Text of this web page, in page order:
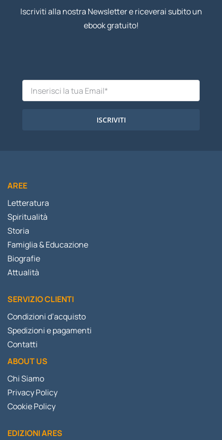
Iscriviti alla nostra Newsletter e riceverai subito un
ebook gratuito!
ISCRIVITI
AREE
Letteratura
Spiritualità
Storia
Famiglia & Educazione
Biografie
Attualità
SERVIZIO CLIENTI
Condizioni d’acquisto
Spedizioni e pagamenti
Contatti
ABOUT US
Chi Siamo
Privacy Policy
Cookie Policy
EDIZIONI ARES